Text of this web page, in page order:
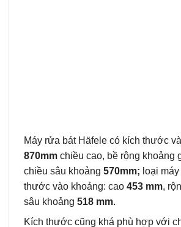
Máy rửa bát Häfele có kích thước
870mm chiều cao, bề rộng khoảng
chiều sâu khoảng 570mm; loại
thước vào khoảng: cao 453 mm,
sâu khoảng 518 mm.
Kích thước cũng khá phù hợp với